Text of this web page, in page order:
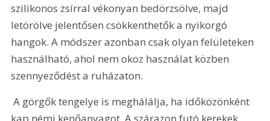
szilikonos zsírral vékonyan bedörzsölve, majd
letörölve jelentősen csökkenthetők a nyikorgó
hangok. A módszer azonban csak olyan felületeken
használható, ahol nem okoz használat közben
szennyeződést a ruházaton.
A görgők tengelye is meghálálja, ha időközönként